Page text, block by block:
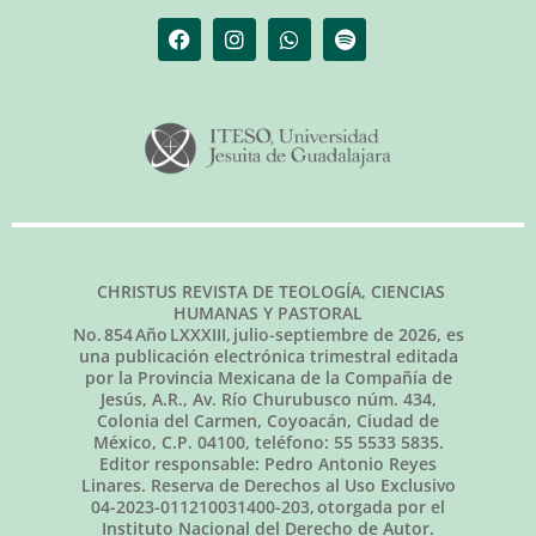
CHRISTUS REVISTA DE TEOLOGÍA, CIENCIAS
HUMANAS Y PASTORAL
No.854Año LXXXIII, julio-septiembre de 2026, es
una publicación electrónica trimestral editada
por la Provincia Mexicana de la Compañía de
Jesús, A.R., Av. Río Churubusco núm. 434,
Colonia del Carmen, Coyoacán, Ciudad de
México, C.P. 04100, teléfono: 55 5533 5835.
Editor responsable: Pedro Antonio Reyes
Linares. Reserva de Derechos al Uso Exclusivo
04-2023-011210031400-203, otorgada por el
Instituto Nacional del Derecho de Autor.